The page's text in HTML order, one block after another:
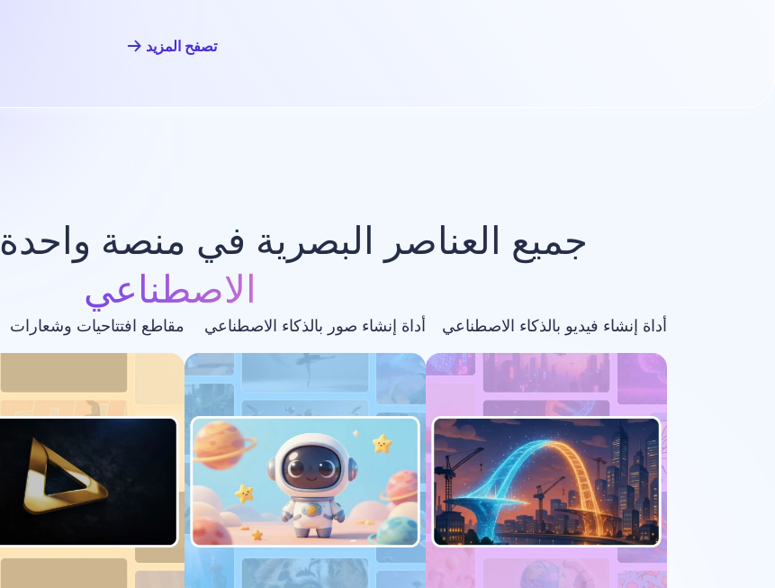
تصفح المزيد
جميع العناصر البصرية في منصة واحدة
الاصطناعي
أداة إنشاء فيديو بالذكاء الاصطناعي أداة إنشاء صور بالذكاء الاصطناعي مقاطع افتتاحيات وشعارات